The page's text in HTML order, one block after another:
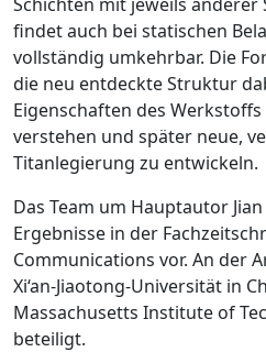
findet auch bei statischen
vollständig umkehrbar. Die
die neu entdeckte Struktur
Eigenschaften des
verstehen und später neue,
Titanlegierung zu entwickeln.
Das Team um Hauptautor
Ergebnisse in der
Communications vor. An der
Xi‘an-Jiaotong-Universität in
Massachusetts Institute of
beteiligt.